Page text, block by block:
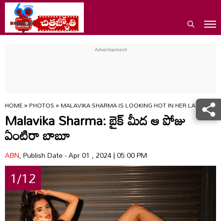
HOME»PHOTOS»MALAVIKA SHARMA IS LOOKING HOT IN HER LATEST
Malavika Sharma: బైక్ మీద ఆ పోజు
ఏంటిరా బాబూ
ABN, Publish Date - Apr 01 , 2024 | 05:00 PM
1/12